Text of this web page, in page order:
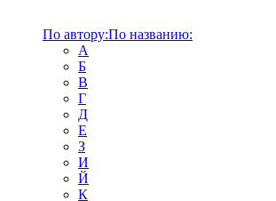
По автору:По названию:
А
Б
В
Г
Д
Е
З
И
Й
К